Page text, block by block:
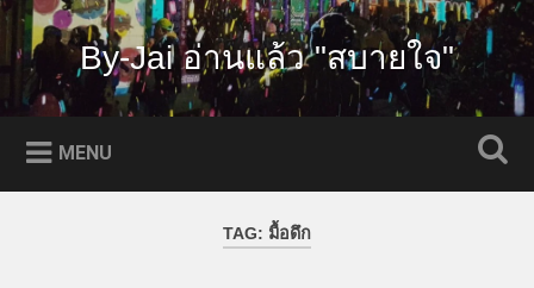
Skip
content
Search By-Jai อ่านแล้ว "สบายใจ"
MENU
TAG: มื้อดึก